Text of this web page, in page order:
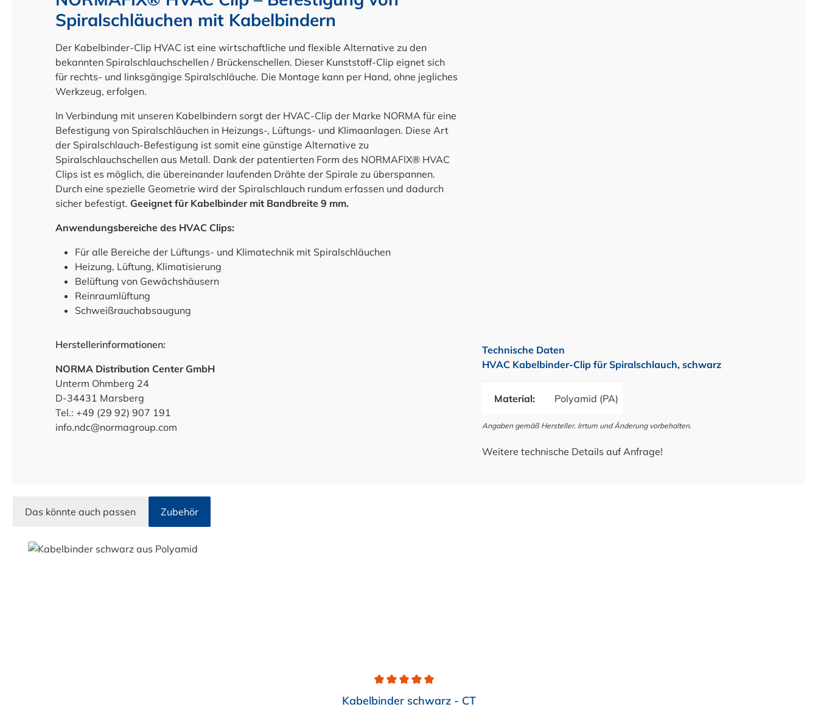
Spiralschläuchen mit Kabelbindern
Der Kabelbinder-Clip HVAC ist eine wirtschaftliche und flexible Alternative zu den
bekannten Spiralschlauchschellen / Brückenschellen. Dieser Kunststoff-Clip eignet sich
für rechts- und linksgängige Spiralschläuche. Die Montage kann per Hand, ohne jegliches
Werkzeug, erfolgen.
In Verbindung mit unseren Kabelbindern sorgt der HVAC-Clip der Marke NORMA für eine
Befestigung von Spiralschläuchen in Heizungs-, Lüftungs- und Klimaanlagen. Diese Art
der Spiralschlauch-Befestigung ist somit eine günstige Alternative zu
Spiralschlauchschellen aus Metall. Dank der patentierten Form des NORMAFIX® HVAC
Clips ist es möglich, die übereinander laufenden Drähte der Spirale zu überspannen.
Durch eine spezielle Geometrie wird der Spiralschlauch rundum erfassen und dadurch
sicher befestigt. Geeignet für Kabelbinder mit Bandbreite 9 mm.
Anwendungsbereiche des HVAC Clips:
Für alle Bereiche der Lüftungs- und Klimatechnik mit Spiralschläuchen
Heizung, Lüftung, Klimatisierung
Belüftung von Gewächshäusern
Reinraumlüftung
Schweißrauchabsaugung
Herstellerinformationen:
NORMA Distribution Center GmbH
Unterm Ohmberg 24
D-34431 Marsberg
Tel.: +49 (29 92) 907 191
info.ndc@normagroup.com
Technische Daten
HVAC Kabelbinder-Clip für Spiralschlauch, schwarz
Material: Polyamid (PA)
Angaben gemäß Hersteller. Irrtum und Änderung vorbehalten.
Weitere technische Details auf Anfrage!
Das könnte auch passen Zubehör
Produktgalerie überspringen
Kabelbinder schwarz - CT